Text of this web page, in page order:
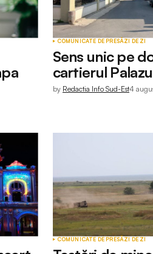
COMUNICATE DE PRESĂZI DE ZI
Sens unic pe
cartierul
by Redactia Info Sud-Est4
COMUNICATE DE PRESĂZI DE ZI